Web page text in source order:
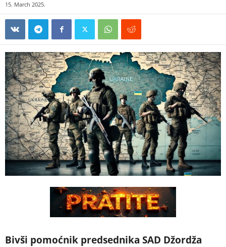
15. March 2025.
Bivši pomoćnik predsednika SAD Džordža